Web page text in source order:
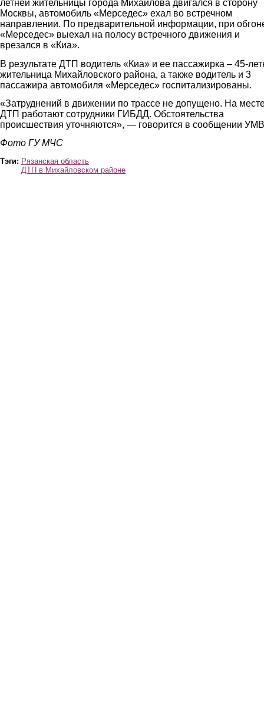
летней жительницы города Михайлова двигался в сторону
Москвы, автомобиль «Мерседес» ехал во встречном
направлении. По предварительной информации, при
«Мерседес» выехал на полосу встречного движения и
врезался в «Киа».
В результате ДТП водитель «Киа» и ее пассажирка – 45-
жительница Михайловского района, а также водитель и 3
пассажира автомобиля «Мерседес» госпитализированы.
«Затруднений в движении по трассе не допущено. На
ДТП работают сотрудники ГИБДД. Обстоятельства
происшествия уточняются», — говорится в сообщении
Фото ГУ МЧС
Тэги: Рязанская область
ДТП в Михайловском районе